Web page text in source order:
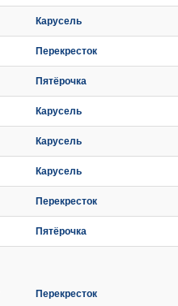
Карусель
Перекресток
Пятёрочка
Карусель
Карусель
Карусель
Перекресток
Пятёрочка
Перекресток